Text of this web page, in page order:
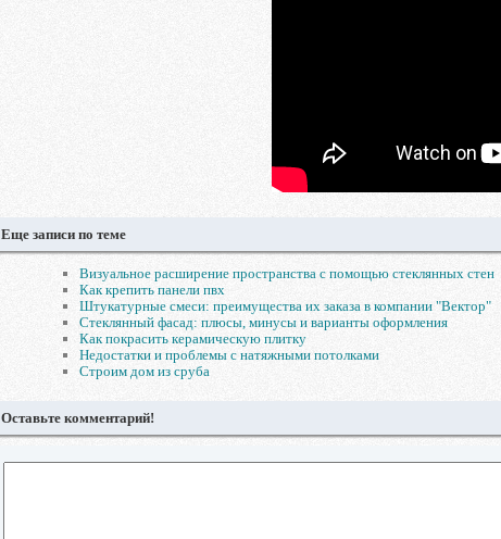
Еще записи по теме
Визуальное расширение пространства с помощью стеклянных стен
Как крепить панели пвх
Штукатурные смеси: преимущества их заказа в компании "Вектор"
Стеклянный фасад: плюсы, минусы и варианты оформления
Как покрасить керамическую плитку
Недостатки и проблемы с натяжными потолками
Строим дом из сруба
Оставьте комментарий!